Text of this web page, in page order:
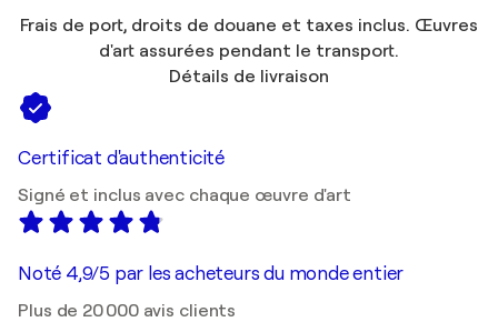
Frais de port, droits de douane et taxes inclus. Œuvres
d'art assurées pendant le transport.
Détails de livraison
Certificat d'authenticité
Signé et inclus avec chaque œuvre d'art
Noté 4,9/5 par les acheteurs du monde entier
Plus de 20 000 avis clients